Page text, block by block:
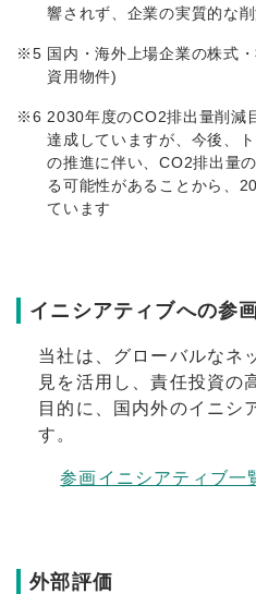
響されず、企業の実質的な
※5 国内・海外上場企業の株式
資用物件)
※6 2030年度のCO2排出量削減
達成していますが、今後、
の推進に伴い、CO2排出量
る可能性があることから、
ています
イニシアティブへの参
当社は、グローバルなネ
見を活用し、責任投資の
目的に、国内外のイニシ
す。
参画イニシアティブ一
外部評価